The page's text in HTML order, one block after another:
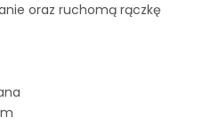
oraz ruchomą rączkę